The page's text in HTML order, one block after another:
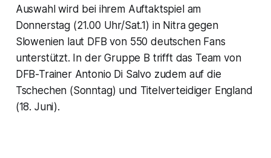
Auswahl wird bei ihrem Auftaktspiel am
Donnerstag (21.00 Uhr/Sat.1) in Nitra gegen
Slowenien laut DFB von 550 deutschen Fans
unterstützt. In der Gruppe B trifft das Team von
DFB-Trainer Antonio Di Salvo zudem auf die
Tschechen (Sonntag) und Titelverteidiger England
(18. Juni).